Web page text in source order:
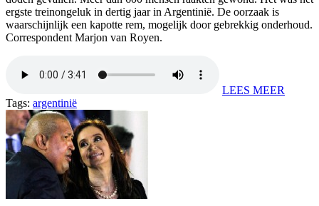
ergste treinongeluk in dertig jaar in Argentinië. De oorzaak is
waarschijnlijk een kapotte rem, mogelijk door gebrekkig onderhoud.
Correspondent Marjon van Royen.
LEES MEER
Tags: argentinië